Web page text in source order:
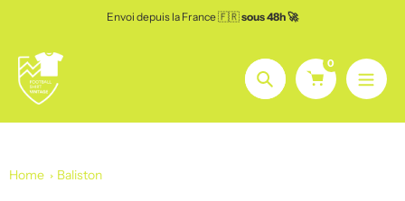
contenu
Envoi depuis la France 🇫🇷sous 48h 🚀
Chercher
0
Home Baliston